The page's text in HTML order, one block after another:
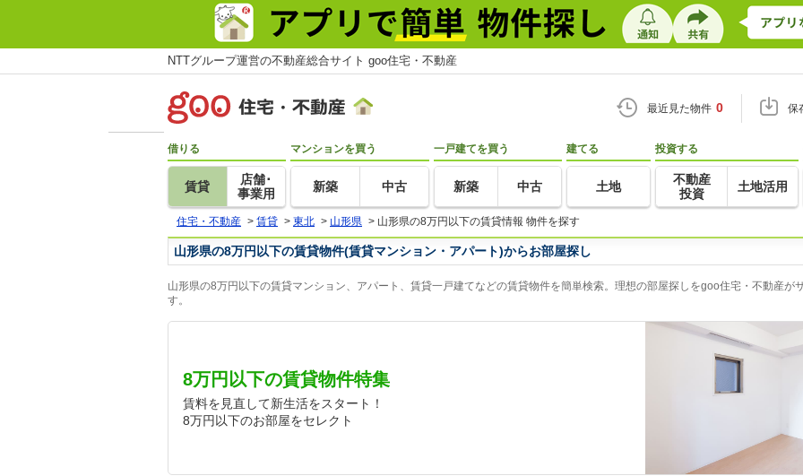
NTTグループ運営の不動産総合サイト goo住宅・不動産
最近見た物件 0 保
借りる
賃貸
店舗･
事業用
マンションを買う
新築 中古
一戸建てを買う
新築 中古
建てる
土地
投資する
不動産
投資
土地活用
住宅・不動産 > 賃貸 > 東北 > 山形県 > 山形県の8万円以下の賃貸情報 物件を探す
山形県の8万円以下の賃貸物件(賃貸マンション・アパート)からお部屋探し
山形県の8万円以下の賃貸マンション、アパート、賃貸一戸建てなどの賃貸物件を簡単検索。理想の部屋探しをgoo住宅・不動産が
す。
8万円以下の賃貸物件特集
賃料を見直して新生活をスタート！
8万円以下のお部屋をセレクト